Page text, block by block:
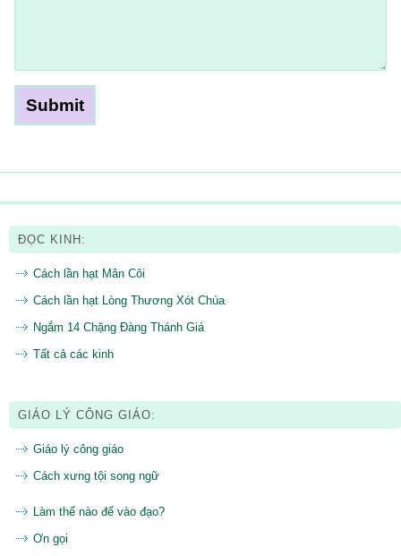
ĐỌC KINH:
Cách lần hạt Mân Côi
Cách lần hạt Lòng Thương Xót Chúa
Ngắm 14 Chặng Đàng Thánh Giá
Tất cả các kinh
GIÁO LÝ CÔNG GIÁO:
Giáo lý công giáo
Cách xưng tội song ngữ
Làm thế nào để vào đạo?
Ơn gọi